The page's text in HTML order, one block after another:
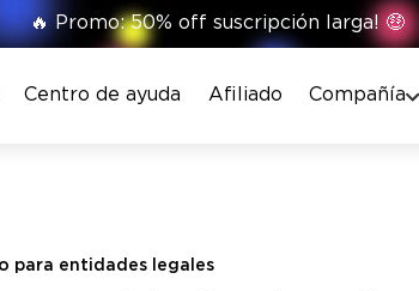
🔥 Promo: 50% off suscripción larga! 🤑
Centro de ayuda Afiliado Compañía
para entidades legales